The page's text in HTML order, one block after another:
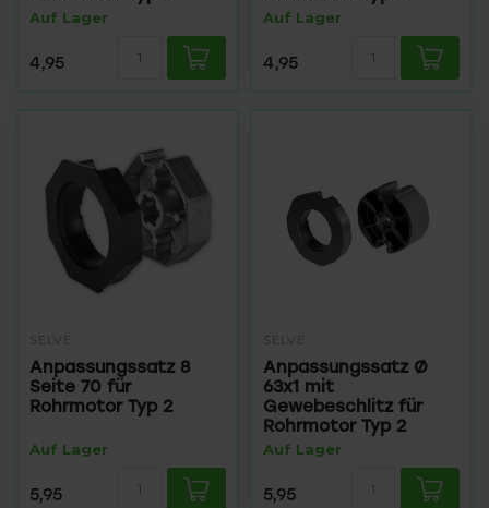
Auf Lager
4,95
Auf Lager
4,95
SELVE
Anpassungssatz 8
Seite 70 für
Rohrmotor Typ 2
Auf Lager
5,95
SELVE
Anpassungssatz Ø
63x1 mit
Gewebeschlitz für
Rohrmotor Typ 2
Auf Lager
5,95